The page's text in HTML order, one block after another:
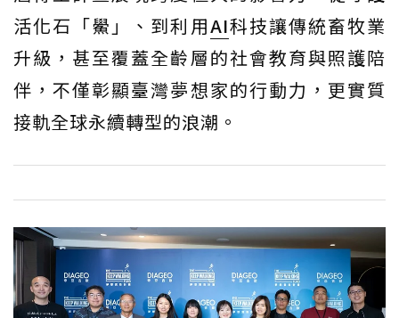
活化石「鱟」、到利用AI科技讓傳統畜牧業
升級，甚至覆蓋全齡層的社會教育與照護陪
伴，不僅彰顯臺灣夢想家的行動力，更實質
接軌全球永續轉型的浪潮。